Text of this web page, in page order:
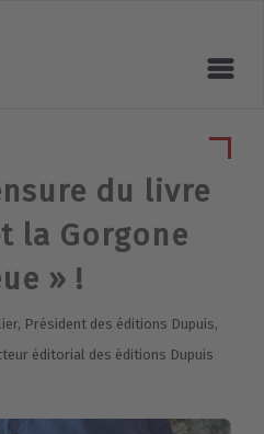
du livre
la Gorgone
» !
Président des éditions Dupuis,
éditorial des éditions Dupuis